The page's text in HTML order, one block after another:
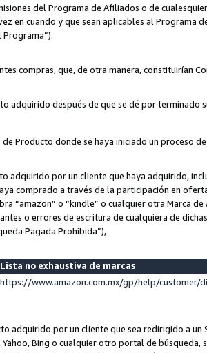
del Programa de Afiliados o de
en cuando y que sean aplicables al Programa
Programa”).
compras, que, de otra manera, constituirían
adquirido después de que se dé por terminado
Producto donde se haya iniciado un proceso
adquirido por un cliente que haya adquirido,
comprado a través de la participación en
“amazon” o “kindle” o cualquier otra Marca
o errores de escritura de cualquiera de
Pagada Prohibida”),
Lista no exhaustiva de marcas
https://www.amazon.com.mx/gp/help/customer/
adquirido por un cliente que sea redirigido a
Bing o cualquier otro portal de